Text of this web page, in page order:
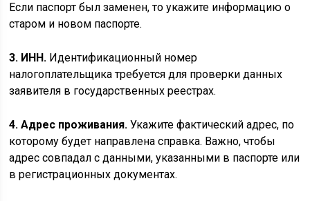
Если паспорт был заменен, то укажите информацию о
старом и новом паспорте.
3. ИНН. Идентификационный номер
налогоплательщика требуется для проверки данных
заявителя в государственных реестрах.
4. Адрес проживания. Укажите фактический адрес, по
которому будет направлена справка. Важно, чтобы
адрес совпадал с данными, указанными в паспорте или
в регистрационных документах.